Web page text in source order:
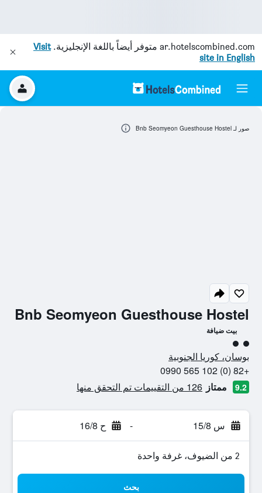
ar.hotelscombined.com متوفر أيضاً باللغة الإنجليزية.Visit
site in English
Bnb Seomyeon Guesthouse Hostel
بيت ضيافة
تقييم فئة 2
بوسان، كوريا الجنوبية
+82 (0) 102 565 0990
9.2 ممتاز 126 من التقييمات تم التحقق منها
س 15/8 - ح 16/8
2 من الضيوف، غرفة واحدة
بحث
صور لـ Bnb Seomyeon Guesthouse Hostel